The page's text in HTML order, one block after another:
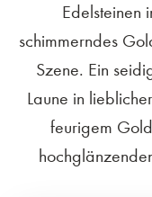
Edelsteinen
schimmerndes
Szene. Ein
Laune in
feurigem